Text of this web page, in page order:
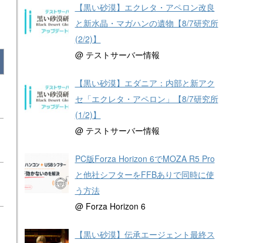
【黒い砂漠】エクレタ・アペロン改良
と新水晶・マガハンの遺物【8/7研究所
(2/2)】
@ テストサーバー情報
【黒い砂漠】エダニア：内部と新アク
セ「エクレタ・アペロン」【8/7研究所
(1/2)】
@ テストサーバー情報
PC版Forza Horizon 6でMOZA R5 Pro
と他社シフターをFFBありで同時に使
う方法
@ Forza Horizon 6
【黒い砂漠】伝承エージェント最終ス